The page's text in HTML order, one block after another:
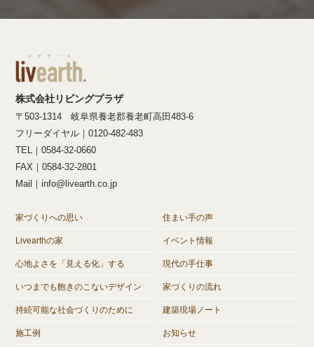
株式会社リビングプラザ
〒503-1314 岐阜県養老郡養老町高田483-6
フリーダイヤル｜0120-482-483
TEL｜0584-32-0660
FAX｜0584-32-2801
Mail｜info@livearth.co.jp
家づくりへの思い
Livearthの家
心地よさを「見える化」する
いつまでも飽きのこないデザイン
持続可能な社会づくりのために
施工例
住まい手の声
イベント情報
現代の手仕事
家づくりの流れ
建築現場ノート
お知らせ